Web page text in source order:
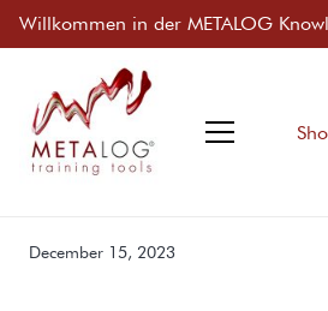
Willkommen in der METALOG
December 15, 2023